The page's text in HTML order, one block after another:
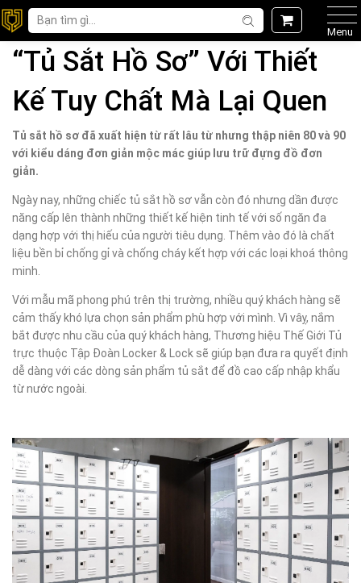
Menu
“Tủ Sắt Hồ Sơ” Với Thiết
Kế Tuy Chất Mà Lại Quen
Tủ sắt hồ sơ đã xuất hiện từ rất lâu từ nhưng thập niên 80 và 90
với kiểu dáng đơn giản mộc mác giúp lưu trữ đựng đồ đơn
giản.
Ngày nay, những chiếc tủ sắt hồ sơ vẫn còn đó nhưng dần được
năng cấp lên thành những thiết kế hiện tinh tế với số ngăn đa
dạng hợp với thị hiếu của người tiêu dụng. Thêm vào đó là chất
liệu bền bỉ chống gỉ và chống cháy kết hợp với các loại khoá thông
minh.
Với mẫu mã phong phú trên thị trường, nhiều quý khách hàng sẽ
cảm thấy khó lựa chọn sản phẩm phù hợp với mình. Vì vâỵ, nắm
bắt được nhu cầu của quý khách hàng, Thương hiệu Thế Giới Tủ
trực thuộc Tập Đoàn Locker & Lock sẽ giúp bạn đưa ra quyết định
dễ dàng với các dòng sản phẩm tủ sắt để đồ cao cấp nhập khẩu
từ nước ngoài.